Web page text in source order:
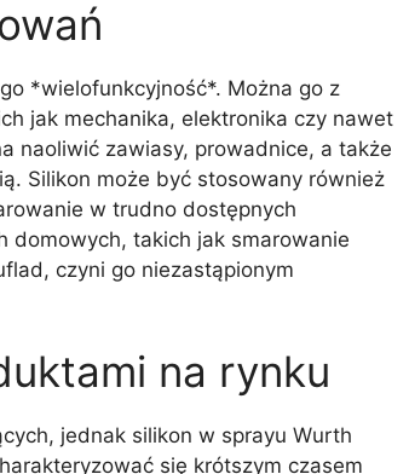
*wielofunkcyjność*. Można go z
jak mechanika, elektronika czy nawet
naoliwić zawiasy, prowadnice, a także
Silikon może być stosowany również
w trudno dostępnych
domowych, takich jak smarowanie
czyni go niezastąpionym
na rynku
jednak silikon w sprayu Wurth
się krótszym czasem